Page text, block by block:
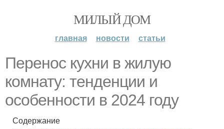
МИЛЫЙ ДОМ
главная новости статьи
Перенос кухни в жилую
комнату: тенденции и
особенности в 2024 году
Содержание